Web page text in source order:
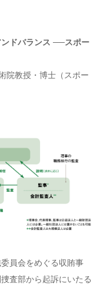
ンドバランス ──スポー
院教授・博士（スポー
員会をめぐる収賄事
査部から起訴にいたる